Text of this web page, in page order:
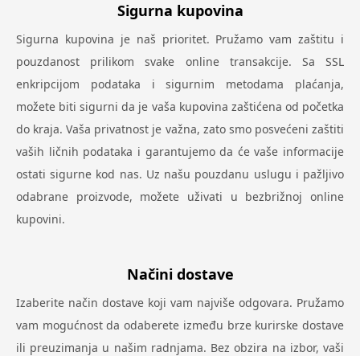
Sigurna kupovina
Sigurna kupovina je naš prioritet. Pružamo vam zaštitu i
pouzdanost prilikom svake online transakcije. Sa SSL
enkripcijom podataka i sigurnim metodama plaćanja,
možete biti sigurni da je vaša kupovina zaštićena od početka
do kraja. Vaša privatnost je važna, zato smo posvećeni zaštiti
vaših ličnih podataka i garantujemo da će vaše informacije
ostati sigurne kod nas. Uz našu pouzdanu uslugu i pažljivo
odabrane proizvode, možete uživati u bezbrižnoj online
kupovini.
Načini dostave
Izaberite način dostave koji vam najviše odgovara. Pružamo
vam mogućnost da odaberete između brze kurirske dostave
ili preuzimanja u našim radnjama. Bez obzira na izbor, vaši